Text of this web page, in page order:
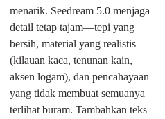
menarik. Seedream 5.0 menjaga
detail tetap tajam—tepi yang
bersih, material yang realistis
(kilauan kaca, tenunan kain,
aksen logam), dan pencahayaan
yang tidak membuat semuanya
terlihat buram. Tambahkan teks